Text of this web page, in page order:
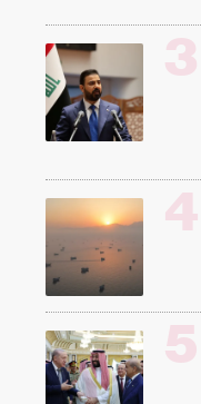
3
4
5